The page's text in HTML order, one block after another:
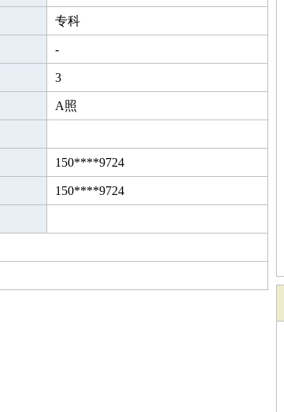
专科
-
3
A照
150****9724
150****9724